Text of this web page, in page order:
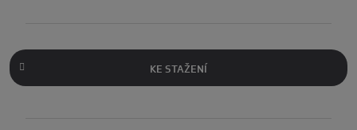
KE STAŽENÍ